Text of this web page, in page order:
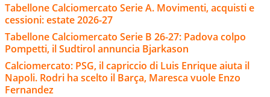
Tabellone Calciomercato Serie A. Movimenti, acquisti e
cessioni: estate 2026-27
Tabellone Calciomercato Serie B 26-27: Padova colpo
Pompetti, il Sudtirol annuncia Bjarkason
Calciomercato: PSG, il capriccio di Luis Enrique aiuta il
Napoli. Rodri ha scelto il Barça, Maresca vuole Enzo
Fernandez